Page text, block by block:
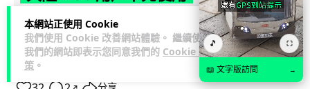
本網站正使用 Cookie
我們使用 Cookie 改善網站體驗。 繼續使用
我們的網站即表示您同意我們的 Cookie 政
策 。
Apple 於 2026 年 8 月 8 日公布指引，確認中國大陸合資格
Mac 用戶可將阿里巴巴千問 (Qwen) 接駁至 Siri 及寫... 閱讀
全文
🎵 ⛶
📖 文字版訪問 →